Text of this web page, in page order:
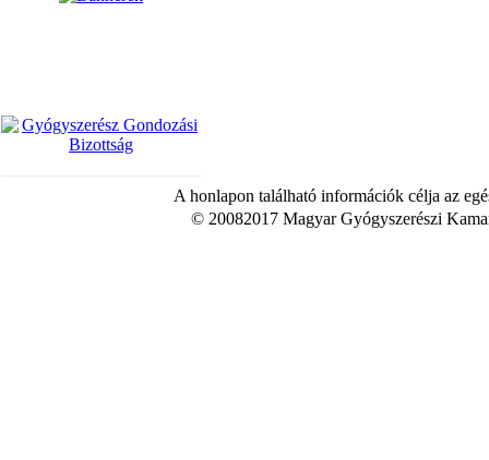
A honlapon található információk célja az
© 20082017 Magyar Gyógyszerészi